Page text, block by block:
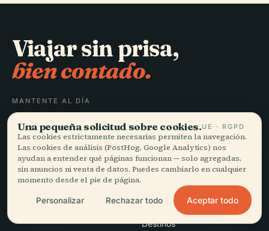
Viajar sin prisa,
bien contado.
MANTENTE AL DÍA
Unirme
Audiala EXPLORAR
Destinos
Una pequeña solicitud sobre cookies.UE · RGPD
Las cookies estrictamente necesarias permiten la navegación.
Las cookies de análisis (PostHog, Google Analytics) nos
ayudan a entender qué páginas funcionan — solo agregadas,
sin anuncios ni venta de datos. Puedes cambiarlo en cualquier
momento desde el pie de página.
Personalizar Rechazar todo Aceptar todo